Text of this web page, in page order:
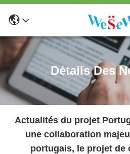
Détails Des
Actualités du projet
une collaboration
portugais, le projet de